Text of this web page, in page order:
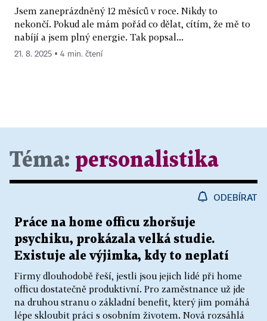
Jsem zaneprázdněný 12 měsíců v roce. Nikdy to
nekončí. Pokud ale mám pořád co dělat, cítím, že mě to
nabíjí a jsem plný energie. Tak popsal...
21. 8. 2025 ▪ 4 min. čtení
Téma: personalistika
ODEBÍRAT
Práce na home officu zhoršuje
psychiku, prokázala velká studie.
Existuje ale výjimka, kdy to neplatí
Firmy dlouhodobě řeší, jestli jsou jejich lidé při home
officu dostatečně produktivní. Pro zaměstnance už jde
na druhou stranu o základní benefit, který jim pomáhá
lépe skloubit práci s osobním životem. Nová rozsáhlá